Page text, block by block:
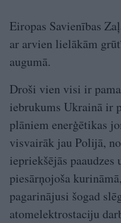
Eiropas Savienības
ar arvien lielākām
augumā.
Droši vien visi ir
iebrukums Ukrainā ir
plāniem enerģētikas
visvairāk jau Polijā,
iepriekšējās
piesārņojoša
pagarinājusi šogad
atomelektrostaciju